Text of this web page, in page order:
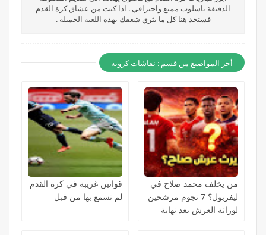
الدقيقة باسلوب ممتع واحترافي . اذا كنت من عشاق كرة القدم
فستجد هنا كل ما يثري شغفك بهذه اللعبة الجميلة .
أخر المواضيع من قسم : نقاشات كروية
من يخلف محمد صلاح في
ليفربول؟ 7 نجوم مرشحين
لوراثة العرش بعد نهاية
قوانين غريبة في كرة القدم
لم تسمع بها من قبل